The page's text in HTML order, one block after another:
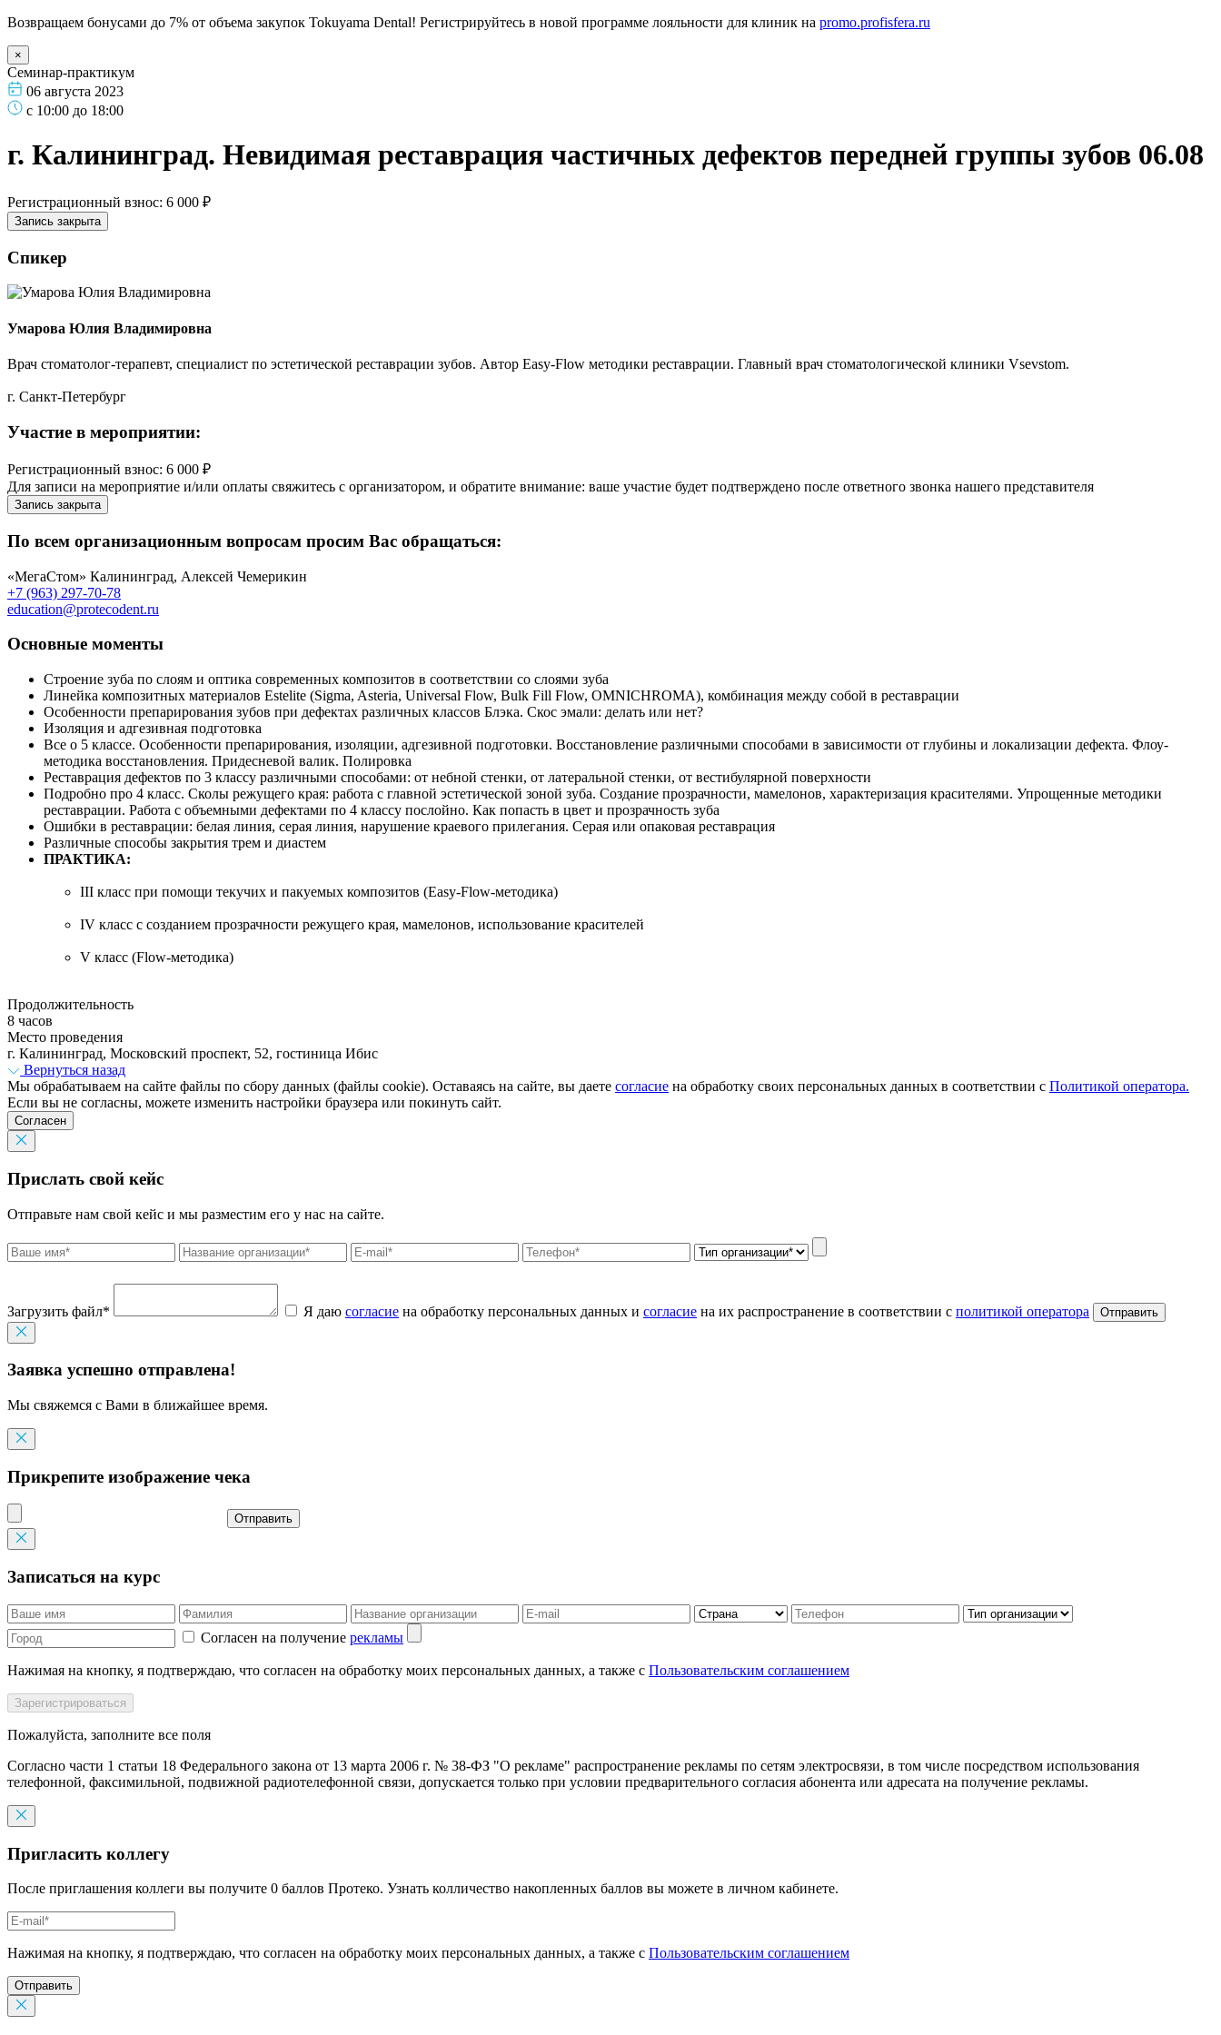
Возвращаем бонусами до 7% от объема закупок Tokuyama Dental! Регистрируйтесь в новой программе лояльности для клиник на promo.profisfera.ru
×
Семинар-практикум
06 августа 2023
с 10:00 до 18:00
г. Калининград. Невидимая реставрация частичных дефектов передней группы зубов 06.08
Регистрационный взнос: 6 000 ₽
Запись закрыта
Спикер
Умарова Юлия Владимировна
Врач стоматолог-терапевт, специалист по эстетической реставрации зубов. Автор Easy-Flow методики реставрации. Главный врач стоматологической клиники Vsevstom.
г. Санкт-Петербург
Участие в мероприятии:
Регистрационный взнос: 6 000 ₽
Для записи на мероприятие и/или оплаты свяжитесь с организатором, и обратите внимание: ваше участие будет подтверждено после ответного звонка нашего представителя
Запись закрыта
По всем организационным вопросам просим Вас обращаться:
«МегаСтом» Калининград, Алексей Чемерикин
+7 (963) 297-70-78
education@protecodent.ru
Основные моменты
Строение зуба по слоям и оптика современных композитов в соответствии со слоями зуба
Линейка композитных материалов Estelite (Sigma, Asteria, Universal Flow, Bulk Fill Flow, OMNICHROMA), комбинация между собой в реставрации
Особенности препарирования зубов при дефектах различных классов Блэка. Скос эмали: делать или нет?
Изоляция и адгезивная подготовка
Все о 5 классе. Особенности препарирования, изоляции, адгезивной подготовки. Восстановление различными способами в зависимости от глубины и локализации дефекта. Флоу-
методика восстановления. Придесневой валик. Полировка
Реставрация дефектов по 3 классу различными способами: от небной стенки, от латеральной стенки, от вестибулярной поверхности
Подробно про 4 класс. Сколы режущего края: работа с главной эстетической зоной зуба. Создание прозрачности, мамелонов, характеризация красителями. Упрощенные методики
реставрации. Работа с объемными дефектами по 4 классу послойно. Как попасть в цвет и прозрачность зуба
Ошибки в реставрации: белая линия, серая линия, нарушение краевого прилегания. Серая или опаковая реставрация
Различные способы закрытия трем и диастем
ПРАКТИКА:
III класс при помощи текучих и пакуемых композитов (Easy-Flow-методика)
IV класс с созданием прозрачности режущего края, мамелонов, использование красителей
V класс (Flow-методика)
Продолжительность
8 часов
Место проведения
г. Калининград, Московский проспект, 52, гостиница Ибис
Вернуться назад
Мы обрабатываем на сайте файлы по сбору данных (файлы cookie). Оставаясь на сайте, вы даете согласие на обработку своих персональных данных в соответствии с Политикой оператора.
Если вы не согласны, можете изменить настройки браузера или покинуть сайт.
Согласен
Прислать свой кейс
Отправьте нам свой кейс и мы разместим его у нас на сайте.
Загрузить файл* Я даю согласие на обработку персональных данных и согласие на их распространение в соответствии с политикой оператора Отправить
Заявка успешно отправлена!
Мы свяжемся с Вами в ближайшее время.
Прикрепите изображение чека
Отправить
Записаться на курс
Согласен на получение рекламы
Нажимая на кнопку, я подтверждаю, что согласен на обработку моих персональных данных, а также с Пользовательским соглашением
Пожалуйста, заполните все поля
Согласно части 1 статьи 18 Федерального закона от 13 марта 2006 г. № 38-ФЗ "О рекламе" распространение рекламы по сетям электросвязи, в том числе посредством использования
телефонной, факсимильной, подвижной радиотелефонной связи, допускается только при условии предварительного согласия абонента или адресата на получение рекламы.
Пригласить коллегу
После приглашения коллеги вы получите 0 баллов Протеко. Узнать колличество накопленных баллов вы можете в личном кабинете.
Нажимая на кнопку, я подтверждаю, что согласен на обработку моих персональных данных, а также с Пользовательским соглашением
Отправить